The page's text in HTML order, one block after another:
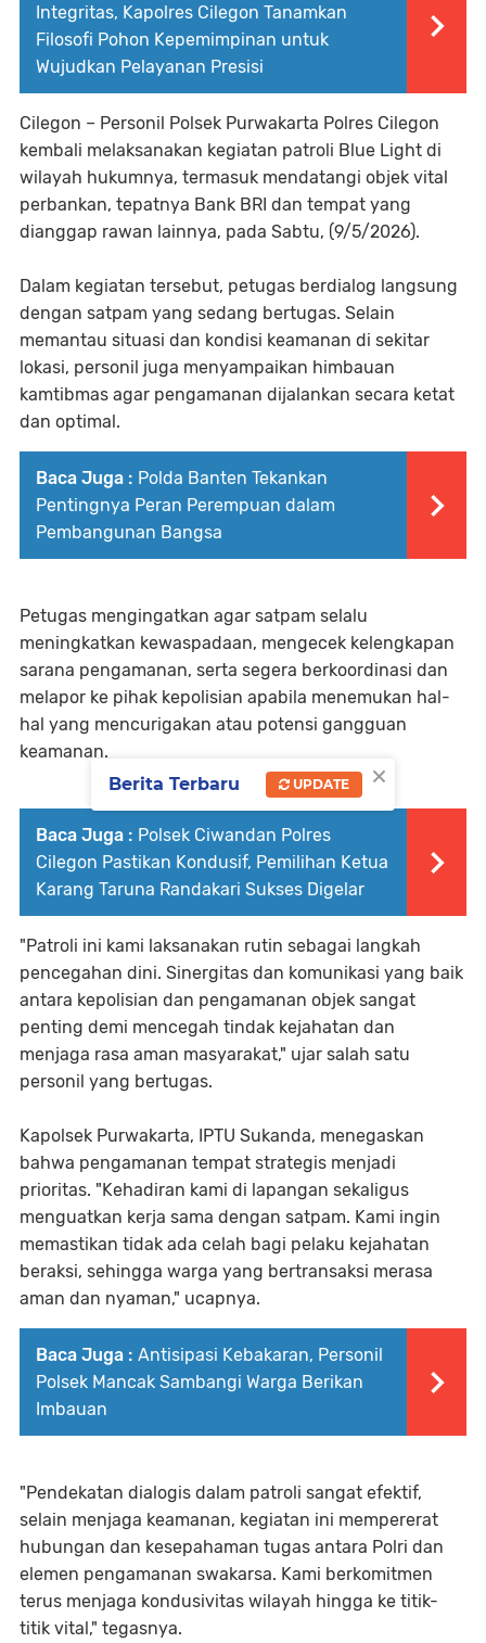
Integritas, Kapolres Cilegon Tanamkan
Filosofi Pohon Kepemimpinan untuk
Wujudkan Pelayanan Presisi
Cilegon – Personil Polsek Purwakarta Polres Cilegon
kembali melaksanakan kegiatan patroli Blue Light di
wilayah hukumnya, termasuk mendatangi objek vital
perbankan, tepatnya Bank BRI dan tempat yang
dianggap rawan lainnya, pada Sabtu, (9/5/2026).
Dalam kegiatan tersebut, petugas berdialog langsung
dengan satpam yang sedang bertugas. Selain
memantau situasi dan kondisi keamanan di sekitar
lokasi, personil juga menyampaikan himbauan
kamtibmas agar pengamanan dijalankan secara ketat
dan optimal.
Baca Juga : Polda Banten Tekankan
Pentingnya Peran Perempuan dalam
Pembangunan Bangsa
Petugas mengingatkan agar satpam selalu
meningkatkan kewaspadaan, mengecek kelengkapan
sarana pengamanan, serta segera berkoordinasi dan
melapor ke pihak kepolisian apabila menemukan hal-
hal yang mencurigakan atau potensi gangguan
keamanan.
Baca Juga : Polsek Ciwandan Polres
Cilegon Pastikan Kondusif, Pemilihan Ketua
Karang Taruna Randakari Sukses Digelar
"Patroli ini kami laksanakan rutin sebagai langkah
pencegahan dini. Sinergitas dan komunikasi yang baik
antara kepolisian dan pengamanan objek sangat
penting demi mencegah tindak kejahatan dan
menjaga rasa aman masyarakat," ujar salah satu
personil yang bertugas.
Kapolsek Purwakarta, IPTU Sukanda, menegaskan
bahwa pengamanan tempat strategis menjadi
prioritas. "Kehadiran kami di lapangan sekaligus
menguatkan kerja sama dengan satpam. Kami ingin
memastikan tidak ada celah bagi pelaku kejahatan
beraksi, sehingga warga yang bertransaksi merasa
aman dan nyaman," ucapnya.
Baca Juga : Antisipasi Kebakaran, Personil
Polsek Mancak Sambangi Warga Berikan
Imbauan
"Pendekatan dialogis dalam patroli sangat efektif,
selain menjaga keamanan, kegiatan ini mempererat
hubungan dan kesepahaman tugas antara Polri dan
elemen pengamanan swakarsa. Kami berkomitmen
terus menjaga kondusivitas wilayah hingga ke titik-
titik vital," tegasnya.
×
Berita Terbaru UPDATE